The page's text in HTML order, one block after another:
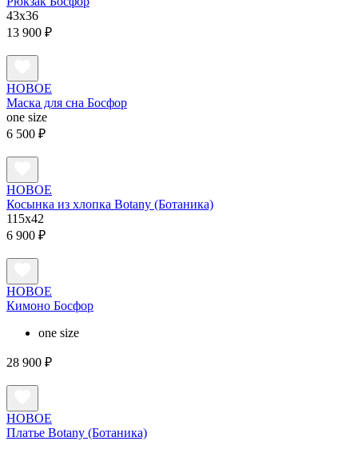
43x36
13 900 ₽
НОВОЕ
Маска для сна Босфор
one size
6 500 ₽
НОВОЕ
Косынка из хлопка Botany (Ботаника)
115х42
6 900 ₽
НОВОЕ
Кимоно Босфор
one size
28 900 ₽
НОВОЕ
Платье Botany (Ботаника)